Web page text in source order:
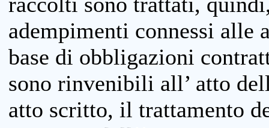
adempimenti connessi
base di obbligazioni
sono rinvenibili all’ atto
atto scritto, il trattamento